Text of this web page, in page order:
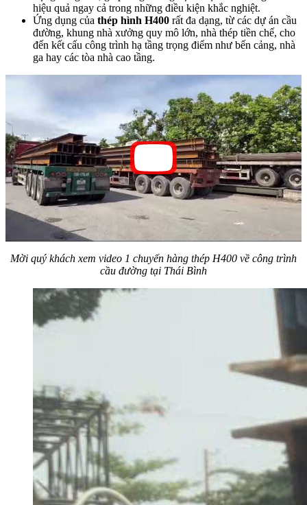
hiệu quả ngay cả trong những điều kiện khắc nghiệt.
Ứng dụng của thép hình H400 rất đa dạng, từ các dự án cầu
đường, khung nhà xưởng quy mô lớn, nhà thép tiền chế, cho
đến kết cấu công trình hạ tầng trọng điểm như bến cảng, nhà
ga hay các tòa nhà cao tầng.
Mời quý khách xem video 1 chuyến hàng thép H400 về công trình
cầu đường tại Thái Bình